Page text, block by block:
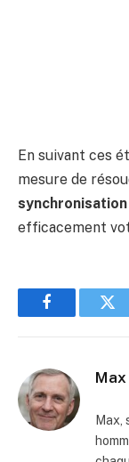
En suivant ces
mesure de
efficacement
Facebook
Max
Max,